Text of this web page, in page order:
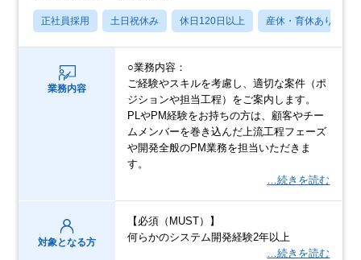
正社員採用 土日祝休み 休日120日以上 産休・育休あり
業務内容
○業務内容：
ご経験やスキルを考慮し、適切な案件（ポ
ジションや担当工程）をご案内します。
PLやPM経験をお持ちの方は、顧客やチー
ムメンバーを巻き込んだ上流工程フェーズ
や開発全般のPM業務を担当いただきま
す。
…続きを読む
対象となる方
【必須（MUST）】
何らかのシステム開発経験2年以上
…続きを読む